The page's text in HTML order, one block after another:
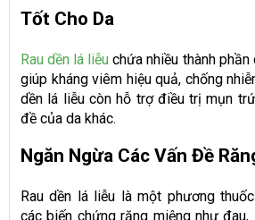
Tốt Cho Da
Rau dền lá liễu chứa nhiều thành
giúp kháng viêm hiệu quả, chống
dền lá liễu còn hỗ trợ điều trị mụn
đề của da khác.
Ngăn Ngừa Các Vấn Đề
Rau dền lá liễu là một phương
các biến chứng răng miệng như